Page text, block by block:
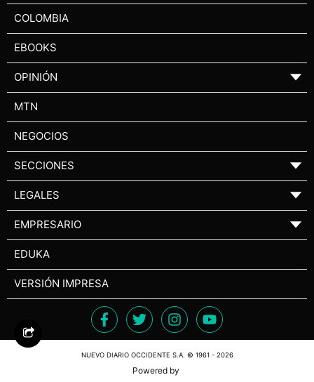
COLOMBIA
EBOOKS
OPINIÓN ▼
MTN
NEGOCIOS
SECCIONES ▼
LEGALES ▼
EMPRESARIO ▼
EDUKA
VERSIÓN IMPRESA
NUEVO DIARIO OCCIDENTE S.A. © 1961 - 2026
Powered by